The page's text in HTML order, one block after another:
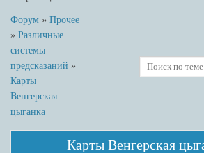
Форум » Прочее
» Различные
системы
предсказаний »
Карты
Венгерская
цыганка
Карты Венгерская